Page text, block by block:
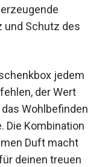
und Schutz des
jedem
der Wert
Wohlbefinden
Die Kombination
Duft macht
deinen treuen